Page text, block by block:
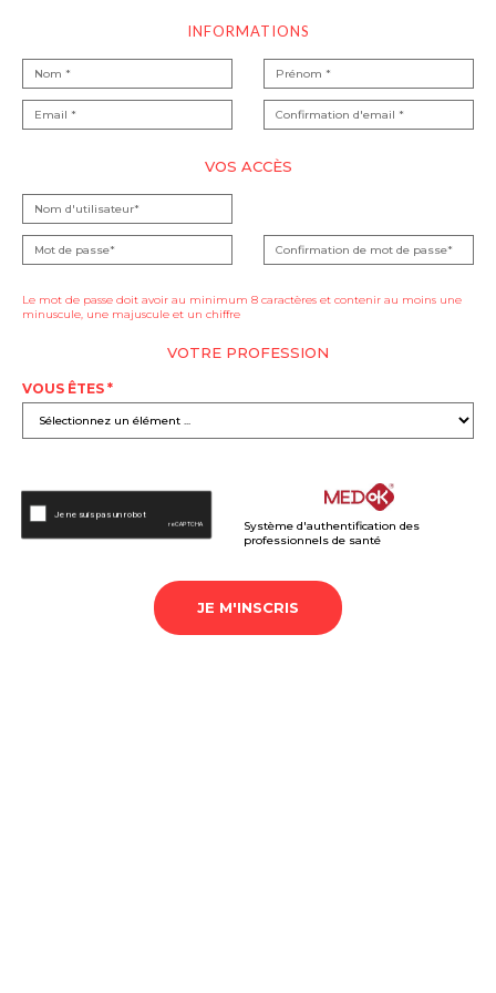
INFORMATIONS
VOS ACCÈS
Le mot de passe doit avoir au minimum 8 caractères et contenir au moins une
minuscule, une majuscule et un chiffre
VOTRE PROFESSION
VOUS ÊTES *
Système d'authentification des
professionnels de santé
JE M'INSCRIS